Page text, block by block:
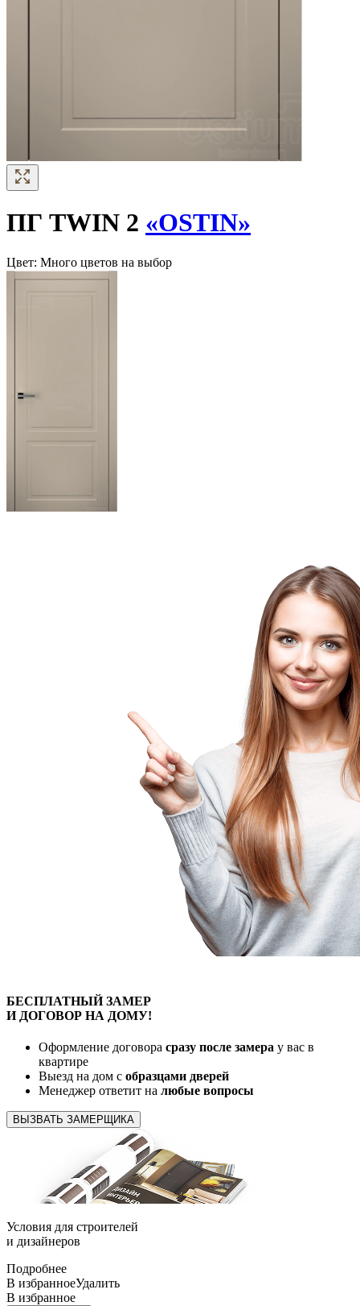
ПГ TWIN 2 «OSTIN»
Цвет: Много цветов на выбор
БЕСПЛАТНЫЙЗАМЕР
И ДОГОВОР НА ДОМУ!
Оформление договора сразу после замера у вас в
квартире
Выезд на дом с образцами дверей
Менеджер ответит на любые вопросы
ВЫЗВАТЬ ЗАМЕРЩИКА
Условия для строителей
и дизайнеров
Подробнее
В избранноеУдалить
В избранное